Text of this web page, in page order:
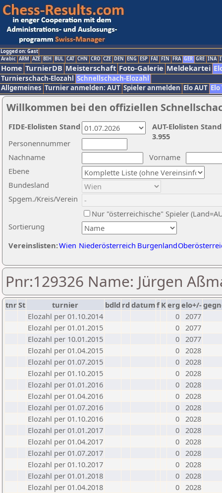
Logged on: Gast
Arabic ARM AZE BIH BUL CAT CHN CRO CZE DEN ENG ESP FAI FIN FRA GER GRE INA
Home TurnierDB Meisterschaft Foto-Galerie Meldekartei
Turnierschach-Elozahl Schnellschach-Elozahl
Allgemeines Turnier anmelden: AUT Spieler anmelden Elo AUT
Willkommen bei den offiziellen
Nachname
Vorname
Ebene
Sortierung
Personennummer
Bundesland
Spgem./Kreis/Verein
Nur "österreichische" Spieler
Vereinslisten:Wien Niederösterreich Burgenland
AUT-Elolisten
3.955
FIDE-Elolisten Stand
Pnr:129326 Name: Jürgen
tnrSt turnier bdld rd datumf Kerg elo+/-
Elozahl per 01.10.2014
0 2077
Elozahl per 01.01.2015
0 2077
Elozahl per 10.01.2015
0 2077
Elozahl per 01.04.2015
0 2028
Elozahl per 01.07.2015
0 2028
Elozahl per 01.10.2015
0 2028
Elozahl per 01.01.2016
0 2028
Elozahl per 01.04.2016
0 2028
Elozahl per 01.07.2016
0 2028
Elozahl per 01.10.2016
0 2028
Elozahl per 01.01.2017
0 2028
Elozahl per 01.04.2017
0 2028
Elozahl per 01.07.2017
0 2028
Elozahl per 01.10.2017
0 2028
Elozahl per 01.01.2018
0 2028
Elozahl per 01.04.2018
0 2028